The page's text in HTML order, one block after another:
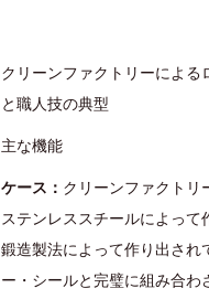
クリーンファクトリーによ
と職人技の典型
主な機能
ケース： クリーンファクトリ
ステンレススチールによっ
鍛造製法によって作り出さ
ー・シールと完璧に組み合わ